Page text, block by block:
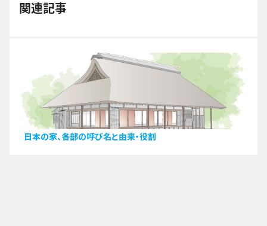
関連記事
日本の家、各部の呼び名と由来・役割